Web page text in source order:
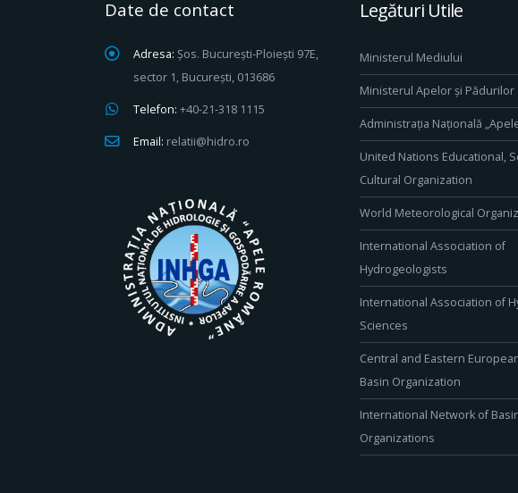
Date de contact
Adresa: Șos. București-Ploiești 97E,
sector 1, București, 013686
Telefon: +40-21-318 1115
Email: relatii@hidro.ro
Legături Utile
Ministerul Mediului
Ministerul Apelor și Pădurilor
Administrația Națională
United Nations Educational,
Cultural Organization
World Meteorological
International Association of
Hydrogeologists
International Association of
Sciences
Central and Eastern
Basin Organization
International Network of
Organizations